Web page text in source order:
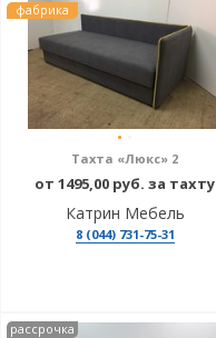
фабрика
Тахта «Люкс» 2
от 1495,00 руб. за тахту
Катрин Мебель
8 (044) 731-75-31
рассрочка